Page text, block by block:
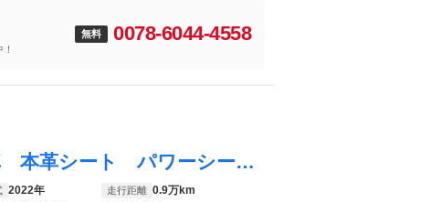
無料 0078-6044-4558
ＬＣ ＬＣ５００ ワンオーナー 禁煙車 本革シート パワーシート シートヒーター シートエアコン ステアリングヒーター 純正アルミホイール２０インチ バックカメラ ３眼フルＬＥＤヘッドライト ブラインドスポットモニター
2022年 走行距離 0.9万km